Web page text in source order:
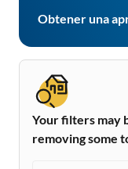
Obtener una
Your filters may
removing some